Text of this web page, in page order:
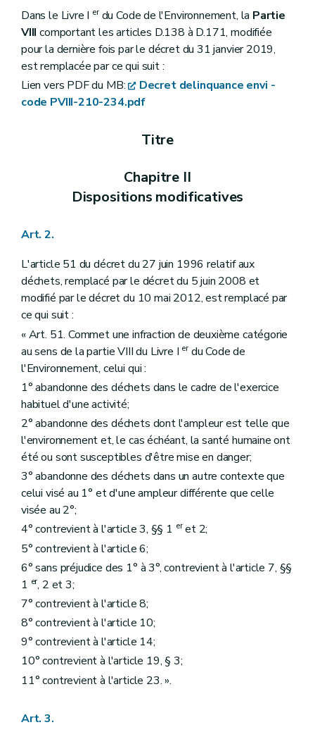
Art. 29
Art. 30
Dans le Livre I erdu Code de l'Environnement, la Partie
VIII comportant les articles D.138 à D.171, modifiée
pour la dernière fois par le décret du 31 janvier 2019,
est remplacée par ce qui suit :
Lien vers PDF du MB:
Decret delinquance envi -
code PVIII-210-234.pdf
Titre
Chapitre II
Dispositions modificatives
Art. 2.
L'article 51 du décret du 27 juin 1996 relatif aux
déchets, remplacé par le décret du 5 juin 2008 et
modifié par le décret du 10 mai 2012, est remplacé par
ce qui suit :
« Art. 51. Commet une infraction de deuxième catégorie
au sens de la partie VIII du Livre I erdu Code de
l'Environnement, celui qui :
1° abandonne des déchets dans le cadre de l'exercice
habituel d'une activité;
2° abandonne des déchets dont l'ampleur est telle que
l'environnement et, le cas échéant, la santé humaine ont
été ou sont susceptibles d'être mise en danger;
3° abandonne des déchets dans un autre contexte que
celui visé au 1° et d'une ampleur différente que celle
visée au 2°;
4° contrevient à l'article 3, §§ 1 eret 2;
5° contrevient à l'article 6;
6° sans préjudice des 1° à 3°, contrevient à l'article 7, §§
1 er, 2 et 3;
7° contrevient à l'article 8;
8° contrevient à l'article 10;
9° contrevient à l'article 14;
10° contrevient à l'article 19, § 3;
11° contrevient à l'article 23. ».
Art. 3.